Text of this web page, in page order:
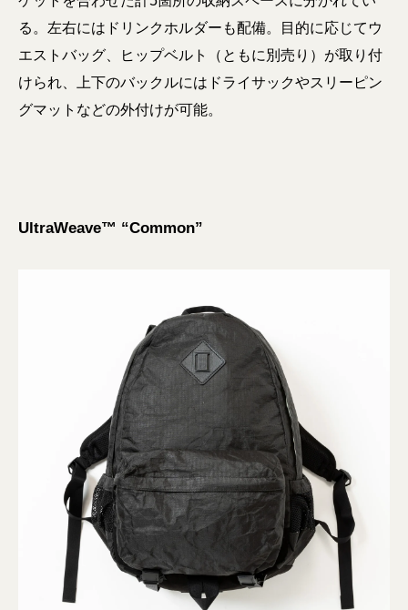
る。左右にはドリンクホルダーも配備。⽬的に応じてウ
エストバッグ、ヒップベルト（ともに別売り）が取り付
けられ、上下のバックルにはドライサックやスリーピン
グマットなどの外付けが可能。
UltraWeave™ “Common”